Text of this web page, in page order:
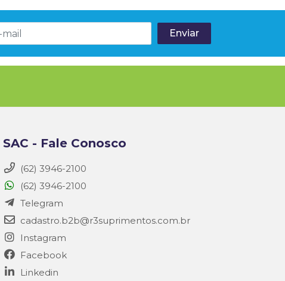
SAC - Fale Conosco
(62) 3946-2100
(62) 3946-2100
Telegram
cadastro.b2b@r3suprimentos.com.br
Instagram
Facebook
Linkedin